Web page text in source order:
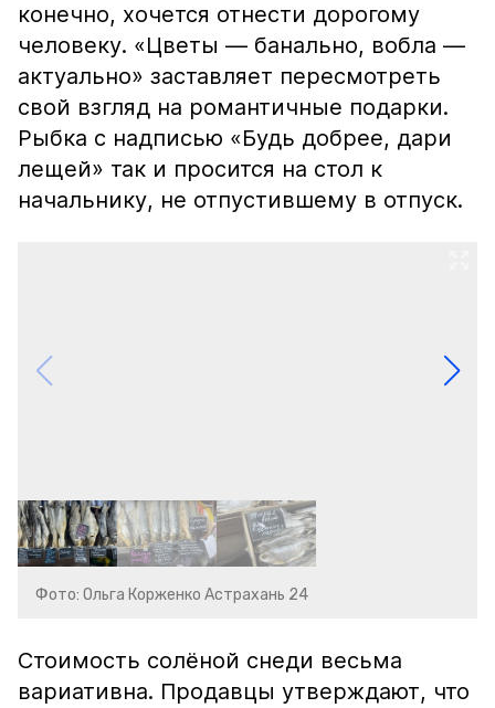
конечно, хочется отнести дорогому
человеку. «Цветы — банально, вобла —
актуально» заставляет пересмотреть
свой взгляд на романтичные подарки.
Рыбка с надписью «Будь добрее, дари
лещей» так и просится на стол к
начальнику, не отпустившему в отпуск.
Фото: Ольга Корженко Астрахань 24
Стоимость солёной снеди весьма
вариативна. Продавцы утверждают, что